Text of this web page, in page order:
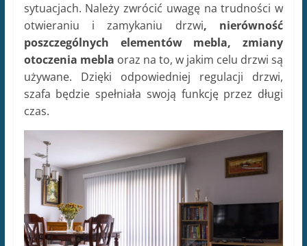
sytuacjach. Należy zwrócić uwagę na trudności w
otwieraniu i zamykaniu drzwi, nierówność
poszczególnych elementów mebla, zmiany
otoczenia mebla oraz na to, w jakim celu drzwi są
używane. Dzięki odpowiedniej regulacji drzwi,
szafa będzie spełniała swoją funkcję przez długi
czas.